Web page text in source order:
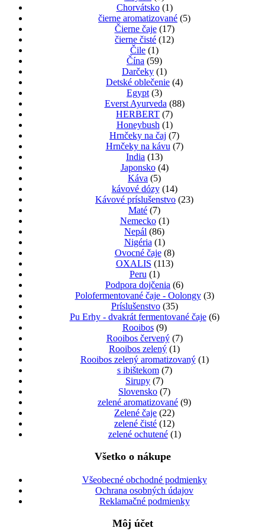
Chorvátsko (1)
čierne aromatizované (5)
Čierne čaje (17)
čierne čisté (12)
Čile (1)
Čína (59)
Darčeky (1)
Detské oblečenie (4)
Egypt (3)
Everst Ayurveda (88)
HERBERT (7)
Honeybush (1)
Hrnčeky na čaj (7)
Hrnčeky na kávu (7)
India (13)
Japonsko (4)
Káva (5)
kávové dózy (14)
Kávové príslušenstvo (23)
Maté (7)
Nemecko (1)
Nepál (86)
Nigéria (1)
Ovocné čaje (8)
OXALIS (113)
Peru (1)
Podpora dojčenia (6)
Polofermentované čaje - Oolongy (3)
Príslušenstvo (35)
Pu Erhy - dvakrát fermentované čaje (6)
Rooibos (9)
Rooibos červený (7)
Rooibos zelený (1)
Rooibos zelený aromatizovaný (1)
s ibištekom (7)
Sirupy (7)
Slovensko (7)
zelené aromatizované (9)
Zelené čaje (22)
zelené čisté (12)
zelené ochutené (1)
Všetko o nákupe
Všeobecné obchodné podmienky
Ochrana osobných údajov
Reklamačné podmienky
Môj účet